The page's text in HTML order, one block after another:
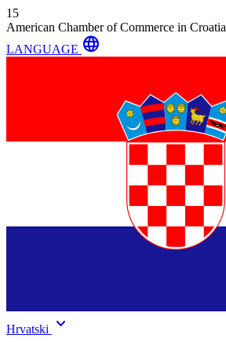
15
American Chamber of Commerce in Croatia
LANGUAGE language
Hrvatski keyboard_arrow_down